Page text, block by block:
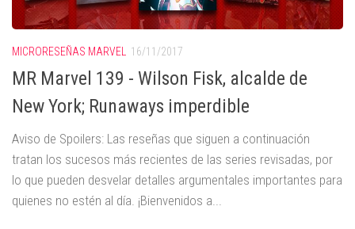
MICRORESEÑAS MARVEL 16/11/2017
MR Marvel 139 - Wilson Fisk, alcalde de
New York; Runaways imperdible
Aviso de Spoilers: Las reseñas que siguen a continuación
tratan los sucesos más recientes de las series revisadas, por
lo que pueden desvelar detalles argumentales importantes para
quienes no estén al día. ¡Bienvenidos a...